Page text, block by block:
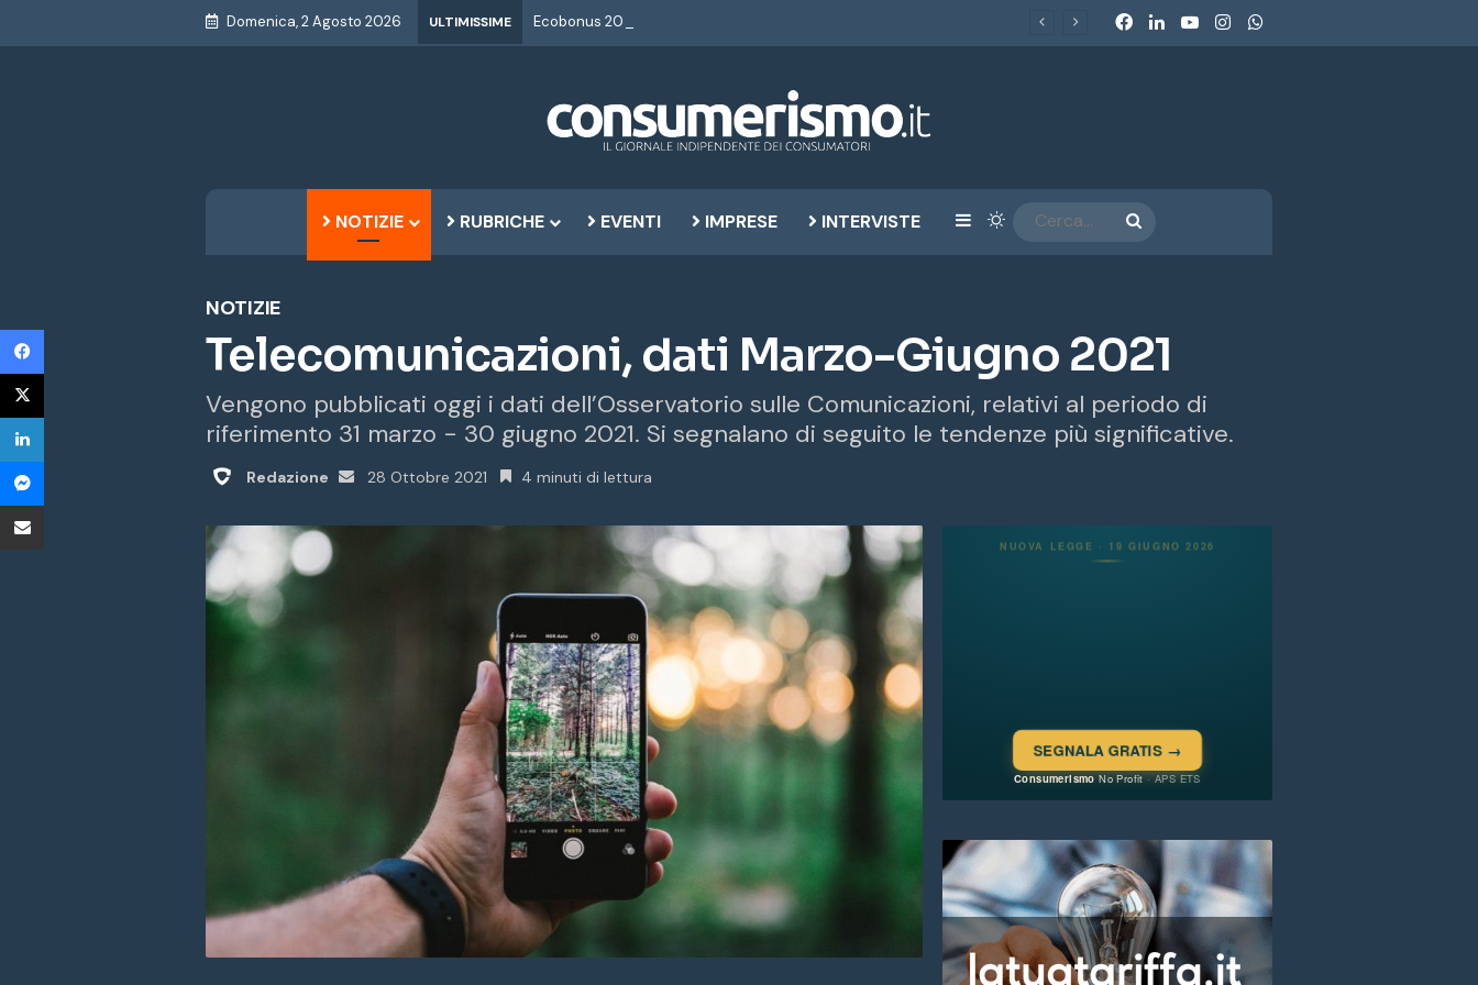
Domenica, 2 Agosto 2026 ULTIMISSIME FacebookLinkedInYou TubeInstagram
NOTIZIE RUBRICHE EVENTI IMPRESE INTERVISTE Barra laterale
Cambia aspetto CERCA...
NOTIZIE
Telecomunicazioni, dati Marzo-Giugno 2021
Vengono pubblicati oggi i dati dell’Osservatorio sulle Comunicazioni, relativi al periodo di
riferimento 31 marzo - 30 giugno 2021. Si segnalano di seguito le tendenze più significative.
Redazione
Invia
28 Ottobre 2021 4 minuti di lettura